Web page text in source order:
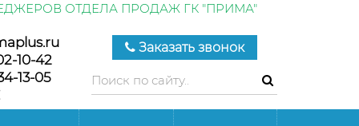
ОТДЕЛА ПРОДАЖ ГК "ПРИМА"
10-42
13-05
Заказать звонок